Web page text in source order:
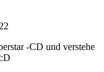
-CD und verstehe